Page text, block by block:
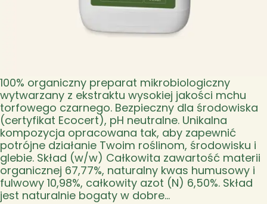
100% organiczny preparat mikrobiologiczny
wytwarzany z ekstraktu wysokiej jakości mchu
torfowego czarnego. Bezpieczny dla środowiska
(certyfikat Ecocert), pH neutralne. Unikalna
kompozycja opracowana tak, aby zapewnić
potrójne działanie Twoim roślinom, środowisku i
glebie. Skład (w/w) Całkowita zawartość materii
organicznej 67,77%, naturalny kwas humusowy i
fulwowy 10,98%, całkowity azot (N) 6,50%. Skład
jest naturalnie bogaty w dobre…